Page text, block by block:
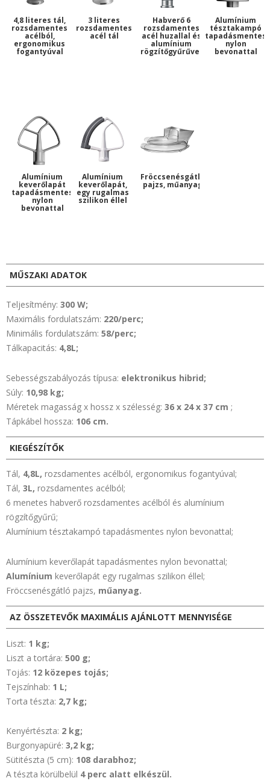
4,8 literes tál,
rozsdamentes
acélból,
ergonomikus
fogantyúval
3 literes
rozsdamentes
acél tál
Habverő 6
rozsdamentes
acél huzallal és
alumínium
rögzítőgyűrűvel
Alumínium
tésztakampó
tapadásmentes
nylon
bevonattal
Alumínium
keverőlapát
tapadásmentes
nylon
bevonattal
Alumínium
keverőlapát,
egy rugalmas
szilikon éllel
Fröccsenésgátló
pajzs, műanyag
MŰSZAKI ADATOK
Teljesítmény: 300 W;
Maximális fordulatszám: 220/perc;
Minimális fordulatszám: 58/perc;
Tálkapacitás: 4,8L;
Sebességszabályozás típusa: elektronikus hibrid;
Súly: 10,98 kg;
Méretek magasság x hossz x szélesség: 36 x 24 x 37 cm ;
Tápkábel hossza: 106 cm.
KIEGÉSZÍTŐK
Tál, 4,8L, rozsdamentes acélból, ergonomikus fogantyúval;
Tál, 3L, rozsdamentes acélból;
6 menetes habverő rozsdamentes acélból és alumínium
rögzítőgyűrű;
Alumínium tésztakampó tapadásmentes nylon bevonattal;
Alumínium keverőlapát tapadásmentes nylon bevonattal;
Alumínium keverőlapát egy rugalmas szilikon éllel;
Fröccsenésgátló pajzs, műanyag.
AZ ÖSSZETEVŐK MAXIMÁLIS AJÁNLOTT MENNYISÉGE
Liszt: 1 kg;
Liszt a tortára: 500 g;
Tojás: 12 közepes tojás;
Tejszínhab: 1 L;
Torta tészta: 2,7 kg;
Kenyértészta: 2 kg;
Burgonyapüré: 3,2 kg;
Sütitészta (5 cm): 108 darabhoz;
A tészta körülbelül 4 perc alatt elkészül.